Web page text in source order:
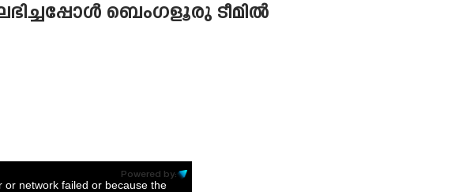
ബെംഗളൂരു ടീമിൽ
Powered by:
network failed or because the